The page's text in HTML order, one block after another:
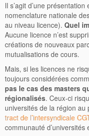
Il s’agit d’une
nomenclature nationale
au niveau licence). Quel
Aucune licence n’est
créations de nouveaux
mutualisations de cours.
Mais, si les licences ne
toujours considérées
pas le cas des masters
régionalisés. Ceux-ci
universités de la région
tract de l’intersyndicale
communauté d’universités